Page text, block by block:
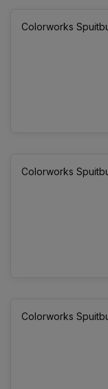
Colorworks
Colorworks
Colorworks